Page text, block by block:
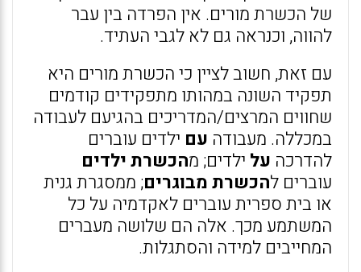
של הכשרת מורים. אין הפרדה בין עבר
להווה, וכנראה גם לא לגבי העתיד.
עם זאת, חשוב לציין כי הכשרת מורים היא
תפקיד השונה במהותו מתפקידים קודמים
שחווים המרצים/המדריכים בהגיעם לעבודה
במכללה. מעבודה עם ילדים עוברים
להדרכה על ילדים; מהכשרת ילדים
עוברים להכשרת מבוגרים; ממסגרת גנית
או בית ספרית עוברים לאקדמיה על כל
המשתמע מכך. אלה הם שלושה מעברים
המחייבים למידה והסתגלות.